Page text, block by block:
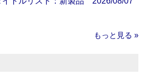
もっと見る »